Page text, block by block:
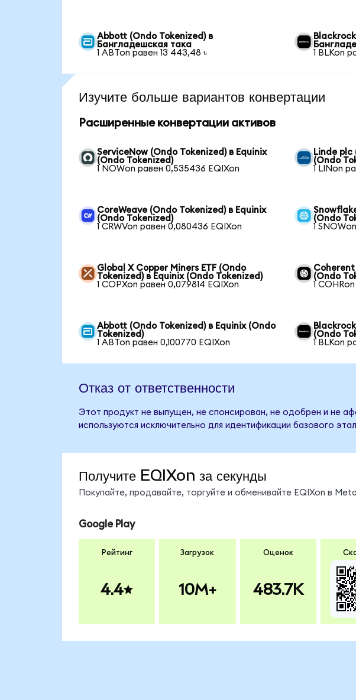
Abbott (Ondo Tokenized) в
Бангладешская така
1 ABTon равен 13 443,48 ৳
1 BLKon
Изучите больше вариантов конвертации
Расширенные конвертации активов
ServiceNow (Ondo Tokenized) в Equinix
(Ondo Tokenized)
1 NOWon равен 0,535436 EQIXon
Linde plc
(Ondo
1 LINon
CoreWeave (Ondo Tokenized) в Equinix
(Ondo Tokenized)
1 CRWVon равен 0,080436 EQIXon
(Ondo
1
Global X Copper Miners ETF (Ondo
Tokenized) в Equinix (Ondo Tokenized)
1 COPXon равен 0,079814 EQIXon
Coherent
(Ondo
1
Abbott (Ondo Tokenized) в Equinix (Ondo
Tokenized)
1 ABTon равен 0,100770 EQIXon
(Ondo
1 BLKon
Отказ от ответственности
Этот продукт не выпущен, не спонсирован, не одобрен и не
используются исключительно для идентификации базового
Получите EQIXon за секунды
Покупайте, продавайте, торгуйте и обменивайте EQIXon в
Google Play
Рейтинг
4.4
Загрузок
10M+
Оценок
483.7K